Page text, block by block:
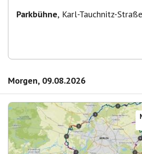
Parkbühne, Karl-Tauchnitz-
Morgen, 09.08.2026